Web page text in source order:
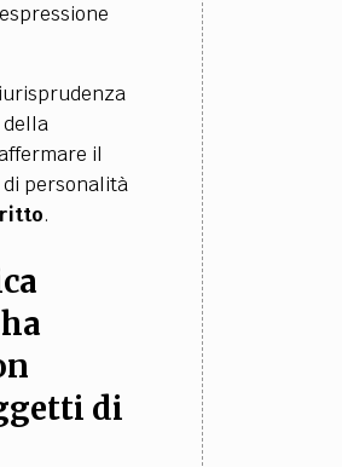
il
personalità
.
di